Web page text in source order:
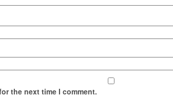
the next time I comment.